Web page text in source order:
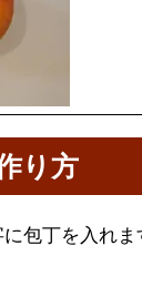
り方
包丁を入れま